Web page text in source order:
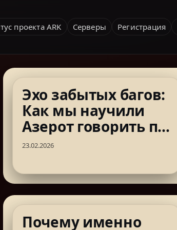
проекта ARK Серверы Регистрация
Эхо забытых багов:
Как мы научили
Азерот говорить по-
русски
23.02.2026
Почему именно